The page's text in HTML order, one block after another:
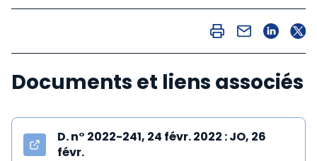
Documents et liens associés
D. n° 2022-241, 24 févr. 2022 : JO, 26
févr.